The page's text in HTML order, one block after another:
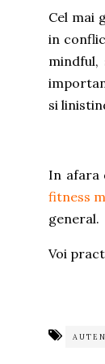
Cel mai
in
mindful,
si
In afara
fitness
general.
Voi